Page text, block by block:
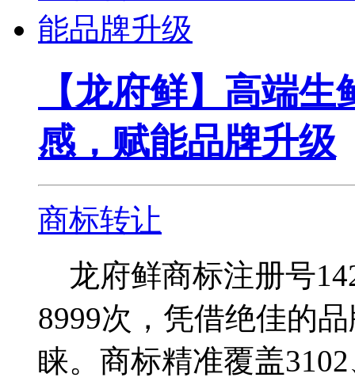
【龙府鲜】高端
感，赋能品牌升级
商标转让
龙府鲜商标注册号
8999次，凭借绝佳的
睐。商标精准覆盖